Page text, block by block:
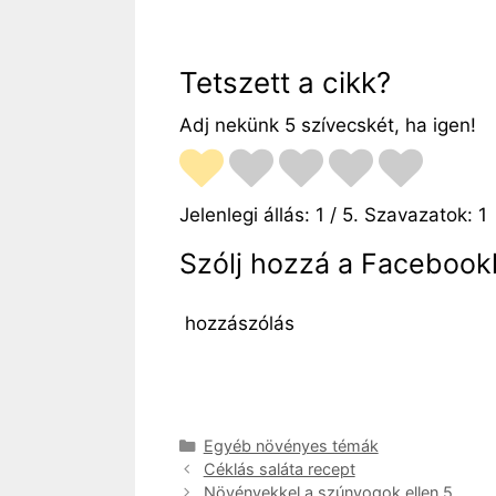
Tetszett a cikk?
Adj nekünk 5 szívecskét, ha igen!
Jelenlegi állás: 1 / 5. Szavazatok: 1
Szólj hozzá a
hozzászólás
Kategória
Egyéb növényes témák
Céklás saláta recept
Növényekkel a szúnyogok ellen 5.